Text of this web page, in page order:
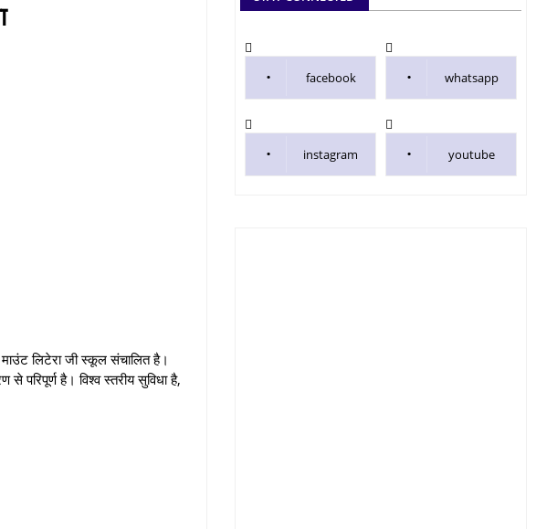
लिटेरा जी स्कूल संचालित है।
परिपूर्ण है। विश्व स्तरीय सुविधा है,
facebook whatsapp
instagram youtube